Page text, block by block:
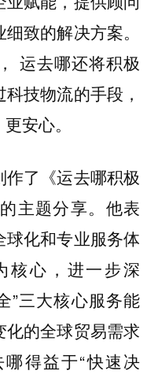
致的解决方案。
运去哪还将积极
技物流的手段，
安心。
了《运去哪积极
主题分享。他表
化和专业服务体
核心，进一步深
”三大核心服务能
的全球贸易需求
得益于“快速决